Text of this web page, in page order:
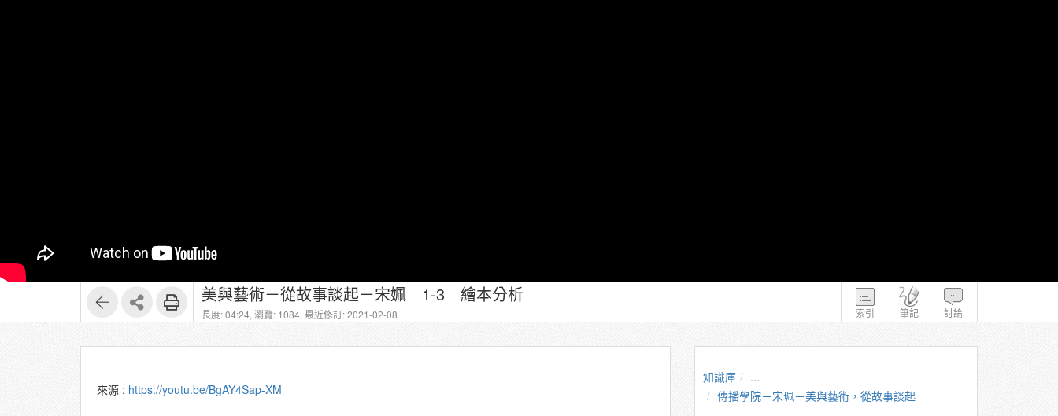
索引 筆記 討論
美與藝術－從故事談起－宋姵 1-3 繪本分析
長度: 04:24, 瀏覽: 1084, 最近修訂: 2021-02-08
來源 : https://youtu.be/BgAY4Sap-XM
知識庫
...
傳播學院－宋珮－美與藝術，從故事談起